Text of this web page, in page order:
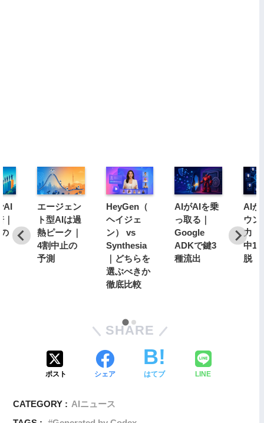
AI
エージェン
ト型AIは過
熱ピーク｜
4割中止の
予測
HeyGen（
ヘイジェ
ン） vs
Synthesia
｜どちらを
選ぶべきか
徹底比較
AIがAIを乗
っ取る｜
Google
ADKで鍵3
種流出
AIが
ウン
力｜
中19
脱
SHARE
ポスト シェア はてブ LINE
CATEGORY : AIニュース